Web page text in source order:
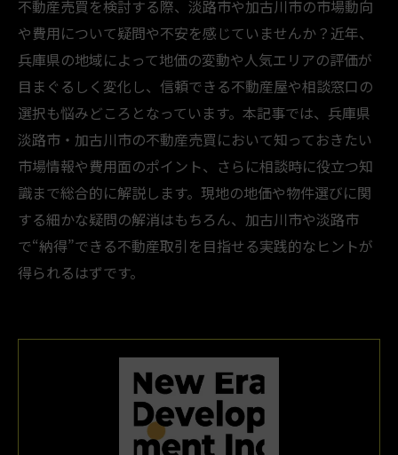
不動産売買を検討する際、淡路市や加古川市の市場動向
や費用について疑問や不安を感じていませんか？近年、
兵庫県の地域によって地価の変動や人気エリアの評価が
目まぐるしく変化し、信頼できる不動産屋や相談窓口の
選択も悩みどころとなっています。本記事では、兵庫県
淡路市・加古川市の不動産売買において知っておきたい
市場情報や費用面のポイント、さらに相談時に役立つ知
識まで総合的に解説します。現地の地価や物件選びに関
する細かな疑問の解消はもちろん、加古川市や淡路市
で“納得”できる不動産取引を目指せる実践的なヒントが
得られるはずです。